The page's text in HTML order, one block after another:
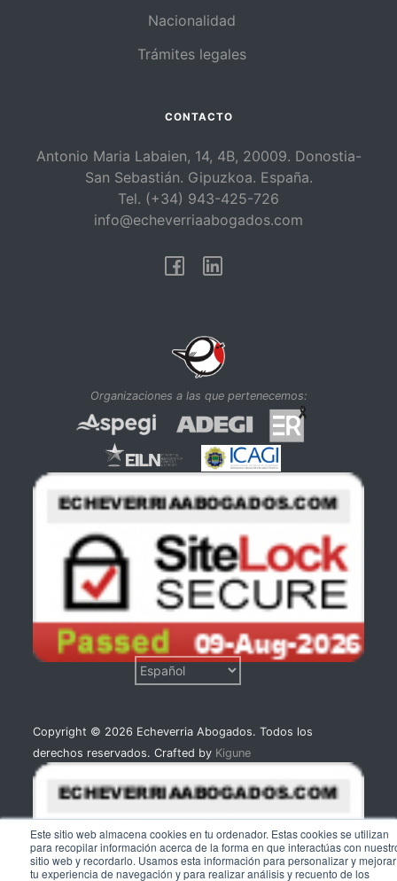
Este sitio web almacena cookies en tu ordenador. Estas cookies se utilizan
para recopilar información acerca de la forma en que interactúas con
sitio web y recordarlo. Usamos esta información para personalizar y mejorar
tu experiencia de navegación y para realizar análisis y recuento de los
Nacionalidad
Trámites legales
CONTACTO
Antonio Maria Labaien, 14, 4B, 20009. Donostia-
San Sebastián. Gipuzkoa. España.
Tel. (+34) 943-425-726
info@echeverriaabogados.com
Facebook
Linkedin
Organizaciones a las que pertenecemos:
Copyright © 2026 Echeverria Abogados. Todos los
derechos reservados. Crafted by Kigune